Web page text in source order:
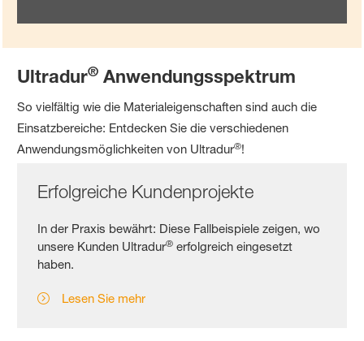
Ultradur® Anwendungsspektrum
So vielfältig wie die Materialeigenschaften sind auch die
Einsatzbereiche: Entdecken Sie die verschiedenen
Anwendungsmöglichkeiten von Ultradur®!
Erfolgreiche Kundenprojekte
In der Praxis bewährt: Diese Fallbeispiele zeigen, wo
unsere Kunden Ultradur® erfolgreich eingesetzt
haben.
Lesen Sie mehr